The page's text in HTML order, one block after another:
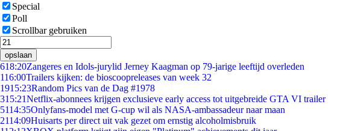
Special
Poll
Scrollbar gebruiken
opslaan
618:20Zangeres en Idols-jurylid Jerney Kaagman op 79-jarige leeftijd overleden
116:00Trailers kijken: de bioscoopreleases van week 32
1915:23Random Pics van de Dag #1978
315:21Netflix-abonnees krijgen exclusieve early access tot uitgebreide GTA VI trailer
5114:35Onlyfans-model met G-cup wil als NASA-ambassadeur naar maan
2114:09Huisarts per direct uit vak gezet om ernstig alcoholmisbruik